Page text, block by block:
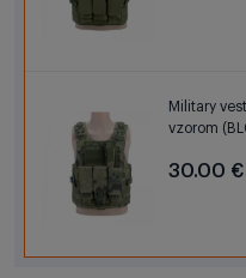
Military
vzorom
30.00 €